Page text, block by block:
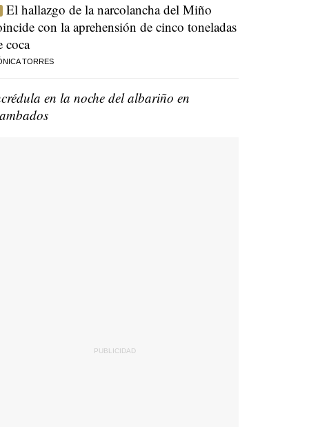
El hallazgo de la narcolancha del Miño
con la aprehensión de cinco toneladas
coca
TORRES
en la noche del albariño en